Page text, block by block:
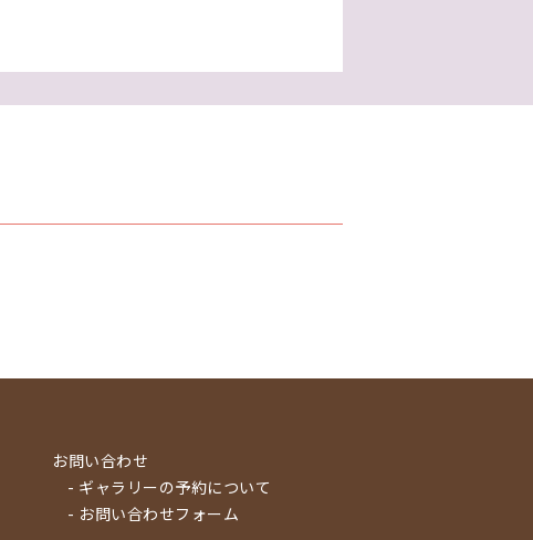
お問い合わせ
- ギャラリーの予約について
- お問い合わせフォーム